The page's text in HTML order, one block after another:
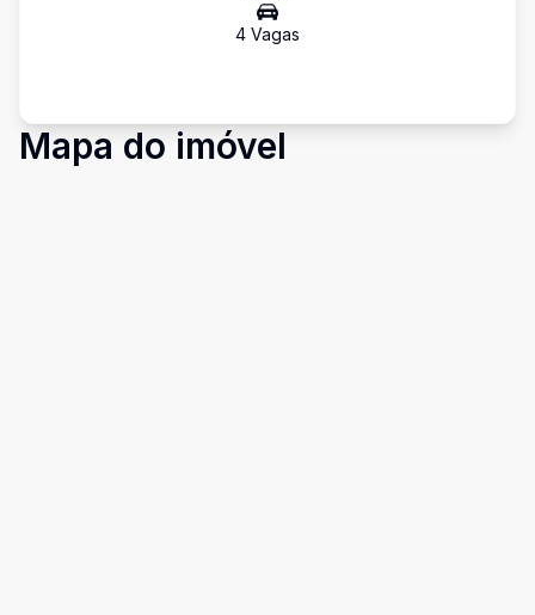
4 Vagas
Mapa do imóvel